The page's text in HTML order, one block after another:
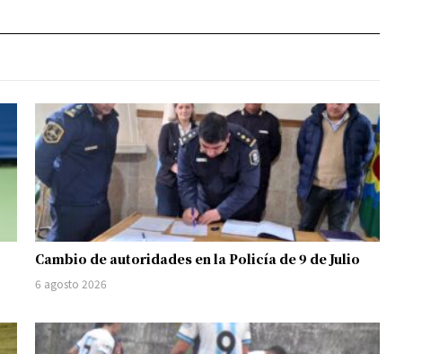
Cambio de autoridades en la Policía de 9 de Julio
6 agosto 2026